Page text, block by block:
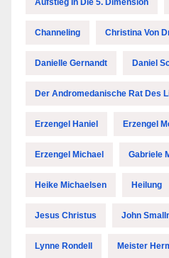
Aufstieg In Die 5. Dimension
Channeling Christina Von
Danielle Gernandt Daniel
Der Andromedanische Rat Des
Erzengel Haniel Erzengel
Erzengel Michael Gabriele
Heike Michaelsen Heilung
Jesus Christus John
Lynne Rondell Meister